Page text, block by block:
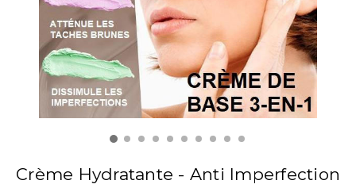
Crème Hydratante - Anti Imperfection